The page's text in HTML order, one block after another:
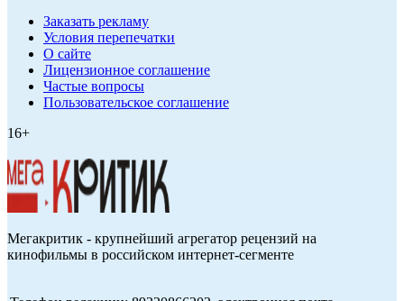
Заказать рекламу
Условия перепечатки
О сайте
Лицензионное соглашение
Частые вопросы
Пользовательское соглашение
16+
Мегакритик - крупнейший агрегатор рецензий на
кинофильмы в российском интернет-сегменте